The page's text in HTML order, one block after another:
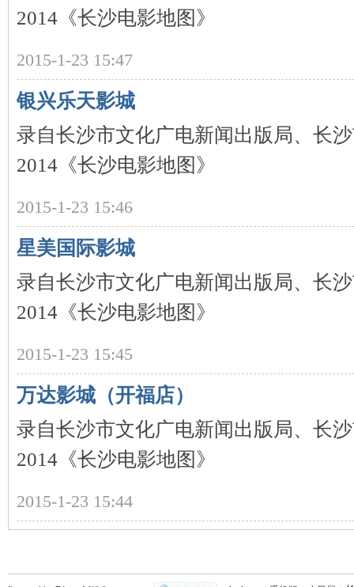
长
2014《长沙电影地图》
2015-1-23 15:47
银兴乐天影城
录自长沙市文化广电新闻出版局、长
2014《长沙电影地图》
2015-1-23 15:46
星美国际影城
录自长沙市文化广电新闻出版局、长
2014《长沙电影地图》
2015-1-23 15:45
万达影城（开福店）
录自长沙市文化广电新闻出版局、长
2014《长沙电影地图》
2015-1-23 15:44